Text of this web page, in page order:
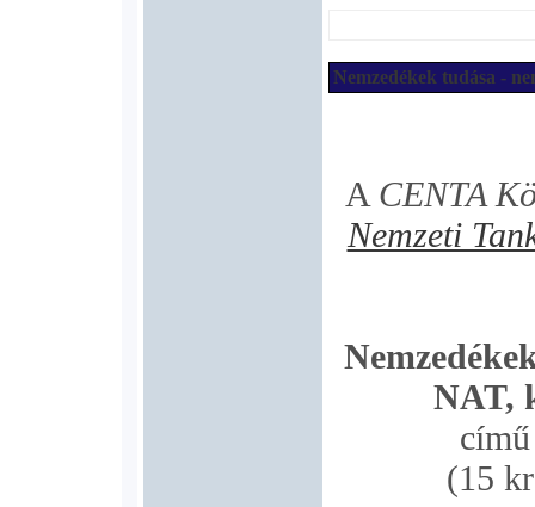
Nemzedékek tudása -
A CENTA
Nemzeti
NAT,
(15